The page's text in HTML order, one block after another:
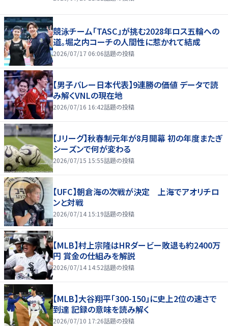
競泳チーム「TASC」が挑む2028年ロス五輪への
道。堀之内コーチの人間性に惹かれて結成
2026/07/17 06:06話題の投稿
【男子バレー日本代表】9連勝の価値 データで読
み解くVNLの現在地
2026/07/16 16:42話題の投稿
【Jリーグ】秋春制元年が8月開幕 初の年度またぎ
シーズンで何が変わる
2026/07/15 15:55話題の投稿
【UFC】朝倉海の次戦が決定 上海でアオリチロ
ンと対戦
2026/07/14 15:19話題の投稿
【MLB】村上宗隆はHRダービー敗退も約2400万
円 賞金の仕組みを解説
2026/07/14 14:52話題の投稿
【MLB】大谷翔平「300-150」に史上2位の速さで
到達 記録の意味を読み解く
2026/07/10 17:26話題の投稿